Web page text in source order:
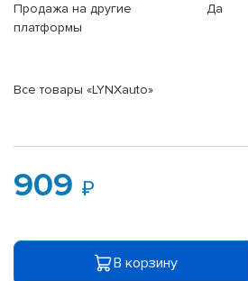
Продажа на другие
платформы
Да
Все товары «LYNXauto»
909
В корзину